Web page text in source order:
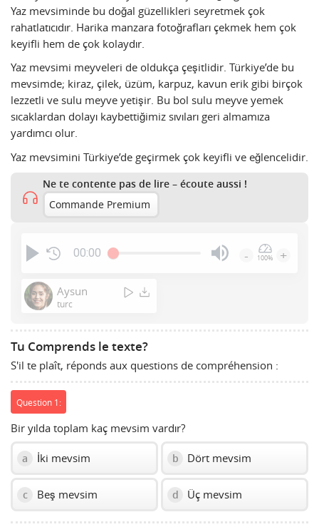
Yaz mevsiminde bu doğal güzellikleri seyretmek çok
rahatlatıcıdır. Harika manzara fotoğrafları çekmek hem çok
keyifli hem de çok kolaydır.
Yaz mevsimi meyveleri de oldukça çeşitlidir. Türkiye’de bu
mevsimde; kiraz, çilek, üzüm, karpuz, kavun erik gibi birçok
lezzetli ve sulu meyve yetişir. Bu bol sulu meyve yemek
sıcaklardan dolayı kaybettiğimiz sıvıları geri almamıza
yardımcı olur.
Yaz mevsimini Türkiye’de geçirmek çok keyifli ve eğlencelidir.
Ne te contente pas de lire – écoute aussi !
Commande Premium
00:00
volume
- 100% +
Aysun
turc
Tu Comprends le texte?
S'il te plaît, réponds aux questions de compréhension :
Question 1:
Bir yılda toplam kaç mevsim vardır?
a İki mevsim b Dört mevsim
c Beş mevsim d Üç mevsim